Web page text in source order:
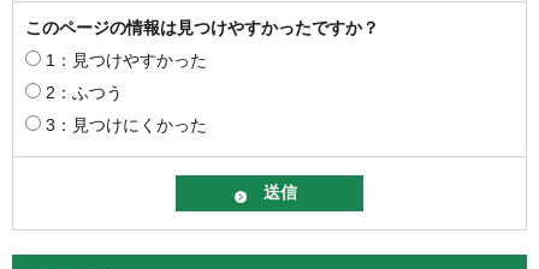
このページの情報は見つけやすかったですか？
1：見つけやすかった
2：ふつう
3：見つけにくかった